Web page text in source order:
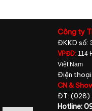
Công ty
ĐKKD số:
VPĐD: 114
Việt Nam
Điện thoại
CN &
ĐT: (028)
Hotline: